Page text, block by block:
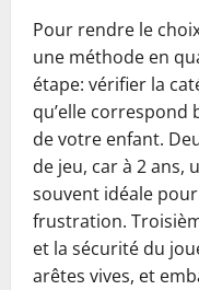
Pour rendre le
une méthode en
étape: vérifier la
qu’elle correspond
de votre enfant.
de jeu, car à 2 ans,
souvent idéale
frustration.
et la sécurité du
arêtes vives, et